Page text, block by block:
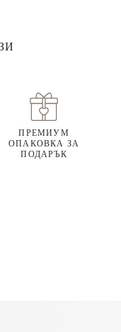
ПРЕМИУМ
ОПАКОВКА ЗА
ПОДАРЪК